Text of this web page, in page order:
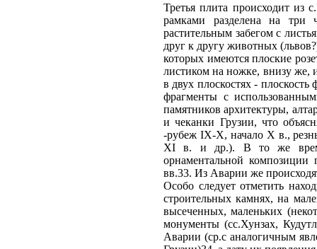
Третья плита происходит из
рамками разделена на три
растительным забегом с
друг к другу животных
которых имеются плоские
листиком на ножке, внизу же,
в двух плоскостях -
фрагменты с
памятников архитектуры,
и чеканки Грузии, что
-рубеж IX-X, начало X в.,
XI в. и др.). В то же
орнаментальной
вв.33. Из Аварии же
Особо следует отметить
строительных камнях, на
высеченных, маленьких
монументы (сс.Хунзах,
Аварии (ср.с аналогичным